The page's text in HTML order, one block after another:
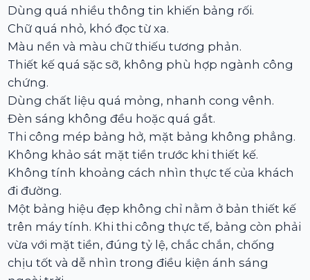
Dùng quá nhiều thông tin khiến bảng rối.
Chữ quá nhỏ, khó đọc từ xa.
Màu nền và màu chữ thiếu tương phản.
Thiết kế quá sặc sỡ, không phù hợp ngành công
chứng.
Dùng chất liệu quá mỏng, nhanh cong vênh.
Đèn sáng không đều hoặc quá gắt.
Thi công mép bảng hở, mặt bảng không phẳng.
Không khảo sát mặt tiền trước khi thiết kế.
Không tính khoảng cách nhìn thực tế của khách
đi đường.
Một bảng hiệu đẹp không chỉ nằm ở bản thiết kế
trên máy tính. Khi thi công thực tế, bảng còn phải
vừa với mặt tiền, đúng tỷ lệ, chắc chắn, chống
chịu tốt và dễ nhìn trong điều kiện ánh sáng